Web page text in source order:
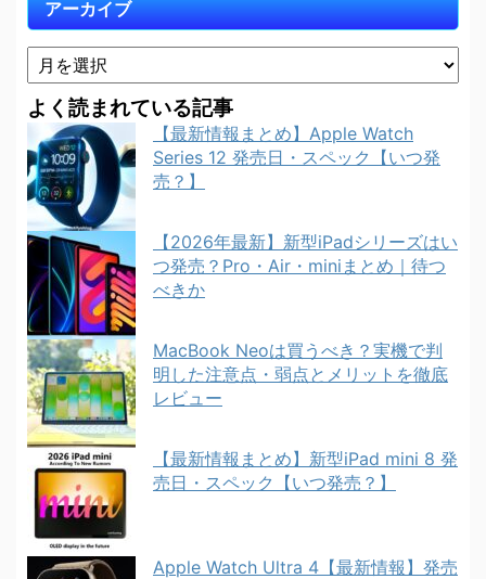
アーカイブ
よく読まれている記事
【最新情報まとめ】Apple Watch
Series 12 発売日・スペック【いつ発
売？】
【2026年最新】新型iPadシリーズはい
つ発売？Pro・Air・miniまとめ｜待つ
べきか
MacBook Neoは買うべき？実機で判
明した注意点・弱点とメリットを徹底
レビュー
【最新情報まとめ】新型iPad mini 8 発
売日・スペック【いつ発売？】
Apple Watch Ultra 4【最新情報】発売